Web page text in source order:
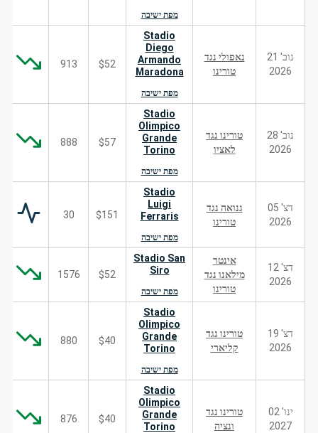
מפת ישיבה
נוב' 21
2026
נאפולי נגד
טורינו
Stadio
Diego
Armando
Maradona
מפת ישיבה
$52
913
נוב' 28
2026
טורינו נגד
לאציו
Stadio
Olimpico
Grande
Torino
מפת ישיבה
$57
888
דצ' 05
2026
גנואה נגד
טורינו
Stadio
Luigi
Ferraris
מפת ישיבה
$151
30
דצ' 12
2026
אינטר
מילאנו נגד
טורינו
Stadio San
Siro
מפת ישיבה
$52
1576
דצ' 19
2026
טורינו נגד
קליארי
Stadio
Olimpico
Grande
Torino
מפת ישיבה
$40
880
ינו' 02
2027
טורינו נגד
ונציה
Stadio
Olimpico
Grande
Torino
$40
876